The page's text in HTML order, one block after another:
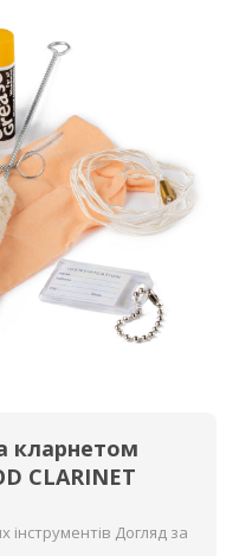
кларнетом
CLARINET
інструментів Догляд за